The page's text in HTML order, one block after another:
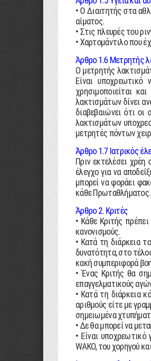
• Ο ∆ιαιτητής στα
αίµατος.
• Στις πλευρές του
• Χαρτοµάντιλο που
Άρθρο 1.6 Μετρητής
Ο µετρητής
Είναι υποχρεωτικό
χρησιµοποιείται
λακτισµάτων δίνει
διαβεβαιώνει ότι
λακτισµάτων
µετρητές πόντων
Άρθρο 1.7 Ιατρικός
Πριν εκτελέσει χρέη
έλεγχο για να
µπορεί να φοράει
κάθε Πρωταθλήµατος.
Άρθρο 2. Κριτές
• Κάθε Κριτής
κανονισµούς.
• Κατά τη διάρκεια
δυνατότητα, στο
κακή συµπεριφορά
• Ένας Κριτής θα
επαγγελµατικούς
• Κατά τη διάρκεια
αριθµούς είτε µε
σηµειωµένα
• ∆ε θα µπορεί να
• Είναι
WAKO, του χορηγού